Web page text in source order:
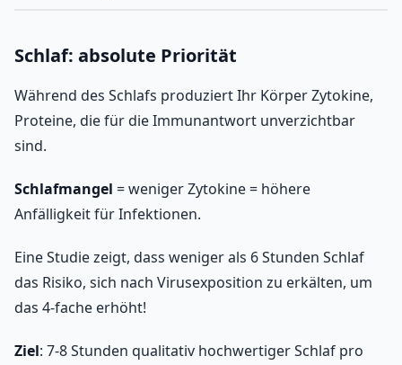
Schlaf: absolute Priorität
Während des Schlafs produziert Ihr Körper Zytokine,
Proteine, die für die Immunantwort unverzichtbar
sind.
Schlafmangel = weniger Zytokine = höhere
Anfälligkeit für Infektionen.
Eine Studie zeigt, dass weniger als 6 Stunden Schlaf
das Risiko, sich nach Virusexposition zu erkälten, um
das 4-fache erhöht!
Ziel: 7-8 Stunden qualitativ hochwertiger Schlaf pro